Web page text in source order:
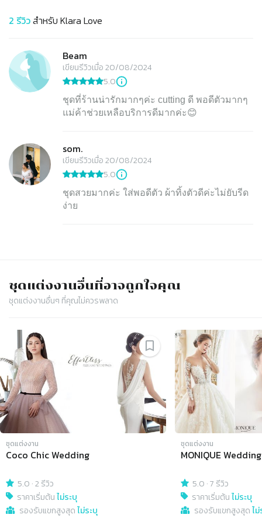
2 รีวิวสำหรับ Klara Love
Beam
เขียนรีวิวเมื่อ 20/08/2024
5.0
ชุดที่ร้านน่ารักมากๆค่ะ cutting ดี พอดีตัวมากๆ
แม่ค้าช่วยเหลือบริการดีมากค่ะ😊
som.
เขียนรีวิวเมื่อ 20/08/2024
5.0
ชุดสวยมากค่ะ ใส่พอดีตัว ผ้าทิ้งตัวดีค่ะไม่ยับรีด
ง่าย
ชุดแต่งงานอื่นที่อาจถูกใจคุณ
ชุดแต่งงานอื่นๆ ที่คุณไม่ควรพลาด
Slide 1 of 4
ชุดแต่งงาน
Coco Chic Wedding
5.0 ·2 รีวิว
ราคาเริ่มต้นไม่ระบุ
รองรับแขกสูงสุดไม่ระบุ
ชุดแต่งงาน
MONIQUE Wedding
5.0 ·7 รีวิว
ราคาเริ่มต้นไม่ระบุ
รองรับแขกสูงสุดไ